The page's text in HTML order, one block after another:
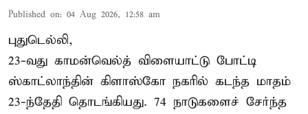
Published on: 04 Aug 2026, 12:58 am
புதுடெல்லி,
23-வது காமன்வெல்த் விளையாட்டு போட்டி
ஸ்காட்லாந்தின் கிளாஸ்கோ நகரில் கடந்த மாதம்
23-ந்தேதி தொடங்கியது. 74 நாடுகளைச் சேர்ந்த